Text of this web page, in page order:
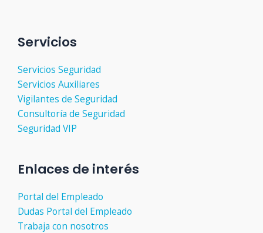
Servicios
Servicios Seguridad
Servicios Auxiliares
Vigilantes de Seguridad
Consultoría de Seguridad
Seguridad VIP
Enlaces de interés
Portal del Empleado
Dudas Portal del Empleado
Trabaja con nosotros